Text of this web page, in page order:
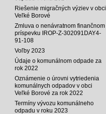
Riešenie migračných výziev v obci
Veľké Borové
Zmluva o nenávratnom finančnom
príspevku IROP-Z-302091DAY4-
91-108
Voľby 2023
Údaje o komunálnom odpade za
rok 2022
Oznámenie o úrovni vytriedenia
komunálnych odpadov v obci
Veľké Borové za rok 2022
Termíny vývozu komunálneho
odpadu v roku 2023